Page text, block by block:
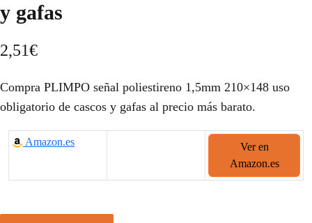
y gafas
2,51€
Compra PLIMPO señal poliestireno 1,5mm 210×148 uso
obligatorio de cascos y gafas al precio más barato.
Amazon.es
Ver en
Amazon.es